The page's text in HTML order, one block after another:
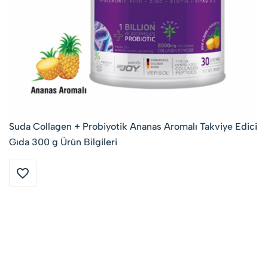
Suda Collagen + Probiyotik Ananas Aromalı Takviye Edici
Gıda 300 g Ürün Bilgileri